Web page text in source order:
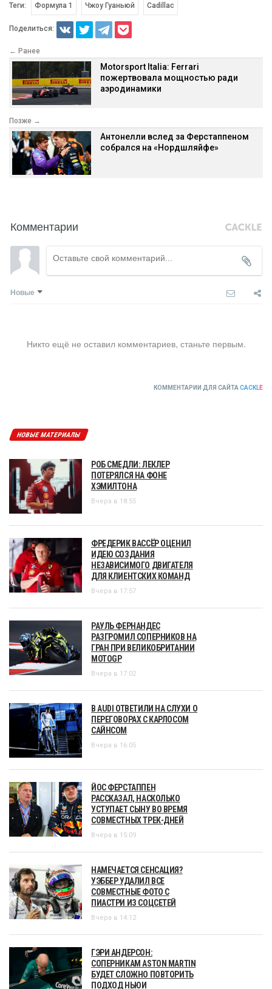
Теги: Формула 1 Чжоу Гуаньюй Cadillac
Поделиться:
← Ранее
Motorsport Italia: Ferrari
пожертвовала мощностью ради
аэродинамики
Позже →
Антонелли вслед за Ферстаппеном
собрался на «Нордшляйфе»
Комментарии
Новые
Никто ещё не оставил комментариев, станьте первым.
КОММЕНТАРИИ ДЛЯ САЙТА CACKLE
НОВЫЕ МАТЕРИАЛЫ
РОБ СМЕДЛИ: ЛЕКЛЕР
ПОТЕРЯЛСЯ НА ФОНЕ
ХЭМИЛТОНА
Вчера в 18:55
ФРЕДЕРИК ВАССЁР ОЦЕНИЛ
ИДЕЮ СОЗДАНИЯ
НЕЗАВИСИМОГО ДВИГАТЕЛЯ
ДЛЯ КЛИЕНТСКИХ КОМАНД
Вчера в 17:57
РАУЛЬ ФЕРНАНДЕС
РАЗГРОМИЛ СОПЕРНИКОВ НА
ГРАН ПРИ ВЕЛИКОБРИТАНИИ
MOTOGP
Вчера в 17:02
В AUDI ОТВЕТИЛИ НА СЛУХИ О
ПЕРЕГОВОРАХ С КАРЛОСОМ
САЙНСОМ
Вчера в 16:05
ЙОС ФЕРСТАППЕН
РАССКАЗАЛ, НАСКОЛЬКО
УСТУПАЕТ СЫНУ ВО ВРЕМЯ
СОВМЕСТНЫХ ТРЕК-ДНЕЙ
Вчера в 15:09
НАМЕЧАЕТСЯ СЕНСАЦИЯ?
УЭББЕР УДАЛИЛ ВСЕ
СОВМЕСТНЫЕ ФОТО С
ПИАСТРИ ИЗ СОЦСЕТЕЙ
Вчера в 14:12
ГЭРИ АНДЕРСОН:
СОПЕРНИКАМ ASTON MARTIN
БУДЕТ СЛОЖНО ПОВТОРИТЬ
ПОДХОД НЬЮИ